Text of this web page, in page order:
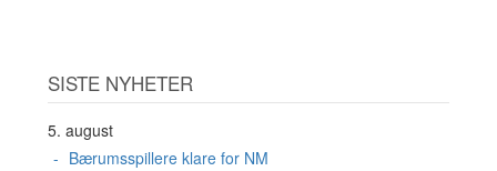
SISTE NYHETER
5. august
Bærumsspillere klare for NM